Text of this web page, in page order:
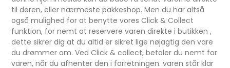
til døren, eller nærmeste pakkeshop. Men du har altså
også mulighed for at benytte vores Click & Collect
funktion, for nemt at reservere varen direkte i butikken ,
dette sikrer dig at du altid er sikret lige nøjagtig den vare
du drømmer om. Ved Click & collect, betaler du nemt for
varen, når du afhenter den i forretningen. varen står klar